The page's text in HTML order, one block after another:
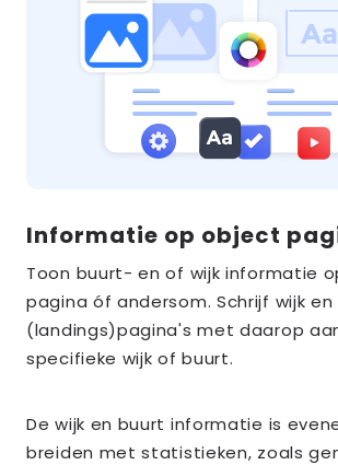
Informatie op object
Toon buurt- en of wijk informatie
pagina óf andersom. Schrijf wijk
(landings)pagina's met daarop
specifieke wijk of buurt.
De wijk en buurt informatie is
breiden met statistieken, zoals